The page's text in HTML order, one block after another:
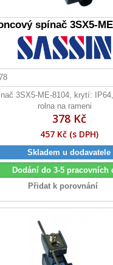
spínač 3SX5-
3SX5-ME-8104, krytí:
rolna na rameni
378 Kč
457 Kč (s DPH)
Skladem u dodavatele
Dodání do 3-5 pracovních
Přidat k porovnání